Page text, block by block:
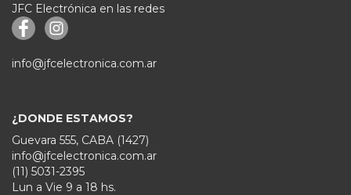
JFC Electrónica en las redes
info@jfcelectronica.com.ar
¿DONDE ESTAMOS?
Guevara 555, CABA (1427)
info@jfcelectronica.com.ar
(11) 5031-2395
Lun a Vie 9 a 18 hs.